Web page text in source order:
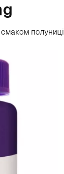
полуниці